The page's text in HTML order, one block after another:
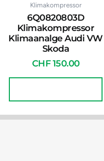
Klimakompressor
6Q0820803D
Klimakompressor
Klimaanalge Audi VW
Skoda
CHF150.00